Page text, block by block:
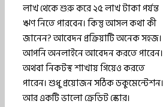
লাখ থেকে শুরু করে ২৫ লাখ টাকা পর্যন্ত
ঋণ নিতে পারবেন। কিন্তু আসল কথা কী
জানেন? আবেদন প্রক্রিয়াটি অনেক সহজ।
আপনি অনলাইনে আবেদন করতে পারেন।
অথবা নিকটস্থ শাখায় গিয়েও করতে
পারেন। শুধু প্রয়োজন সঠিক ডকুমেন্টেশন।
আর একটি ভালো ক্রেডিট স্কোর।